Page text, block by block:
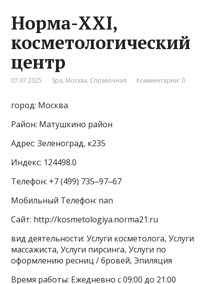
Норма-XXI,
косметологический
центр
07.07.2025 Spa, Москва, Справочная Комментарии: 0
город: Москва
Район: Матушкино район
Адрес: Зеленоград, к235
Индекс: 124498.0
Телефон: +7 (499) 735‒97‒67
Мобильный Телефон: nan
Сайт: http://kosmetologiya.norma21.ru
вид деятельности: Услуги косметолога, Услуги
массажиста, Услуги пирсинга, Услуги по
оформлению ресниц / бровей, Эпиляция
Время работы: Ежедневно с 09:00 до 21:00